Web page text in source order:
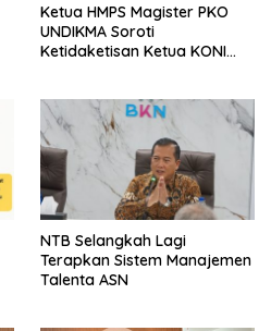
Ketua HMPS Magister PKO
UNDIKMA Soroti
Ketidaketisan Ketua KONI
Arena Kepentingan Sesaat
NTB Selangkah Lagi
Terapkan Sistem Manajemen
Talenta ASN